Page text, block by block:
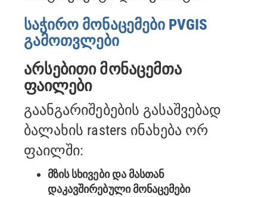
საჭირო მონაცემები PVGIS
გამოთვლები
არსებითი მონაცემთა
ფაილები
გაანგარიშებების გასაშვებად
ბალახის rasters ინახება ორ
ფაილში:
მზის სხივები და მასთან
დაკავშირებული მონაცემები